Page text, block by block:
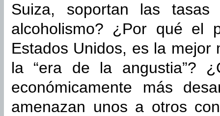
Suiza, soportan las
alcoholismo? ¿Por qué el
Estados Unidos, es la
la “era de la angustia”?
económicamente más
amenazan unos a otros